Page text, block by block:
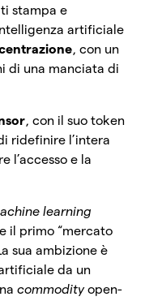
stampa e
artificiale
, con un
di una manciata di
, con il suo token
ridefinire l’intera
l’accesso e la
learning
il primo “mercato
sua ambizione è
da un
commodityopen-